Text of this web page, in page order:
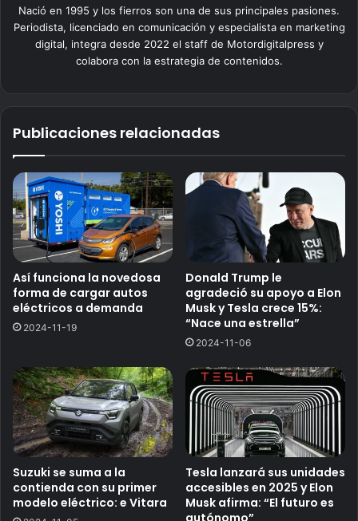
Nació en 1995 y los fierros son una de sus principales pasiones.
Periodista, licenciado en comunicación y especialista en marketing
digital, integra desde 2022 el staff de Motordigitalpress y
colabora con la estrategia de contenidos.
Publicaciones relacionadas
Así funciona la novedosa
forma de cargar autos
eléctricos a demanda
2024-11-19
Donald Trump le
agradeció su apoyo a Elon
Musk y Tesla crece 15%:
“Nace una estrella”
2024-11-06
Suzuki se suma a la
contienda con su primer
modelo eléctrico: e Vitara
Tesla lanzará sus unidades
accesibles en 2025 y Elon
Musk afirma: “El futuro es